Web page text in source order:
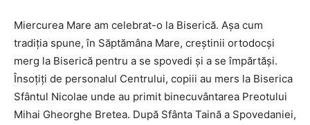
Miercurea Mare am celebrat-o la Biserică. Așa cum
tradiția spune, în Săptămâna Mare, creștinii ortodocși
merg la Biserică pentru a se spovedi și a se împărtăși.
Însoțiți de personalul Centrului, copiii au mers la Biserica
Sfântul Nicolae unde au primit binecuvântarea Preotului
Mihai Gheorghe Bretea. După Sfânta Taină a Spovedaniei,